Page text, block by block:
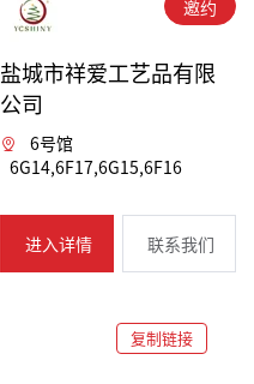
邀约
盐城市祥爱工艺品有限
公司
6号馆
6G14,6F17,6G15,6F16
进入详情 联系我们
复制链接